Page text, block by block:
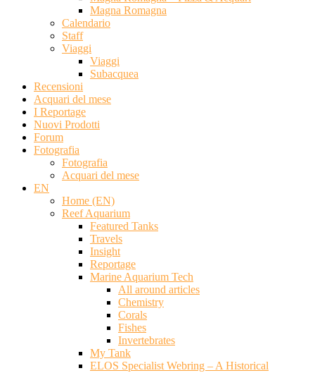
Magna Romagna
Calendario
Staff
Viaggi
Viaggi
Subacquea
Recensioni
Acquari del mese
I Reportage
Nuovi Prodotti
Forum
Fotografia
Fotografia
Acquari del mese
EN
Home (EN)
Reef Aquarium
Featured Tanks
Travels
Insight
Reportage
Marine Aquarium Tech
All around articles
Chemistry
Corals
Fishes
Invertebrates
My Tank
ELOS Specialist Webring – A Historical